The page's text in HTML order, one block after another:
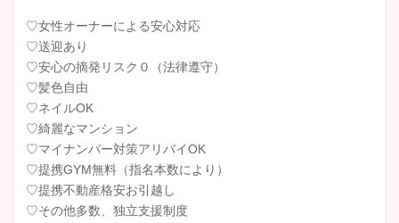
♡女性オーナーによる安心対応
♡送迎あり
♡安心の摘発リスク０（法律遵守）
♡髪色自由
♡ネイルOK
♡綺麗なマンション
♡マイナンバー対策アリバイOK
♡提携GYM無料（指名本数により）
♡提携不動産格安お引越し
♡その他多数、独立支援制度